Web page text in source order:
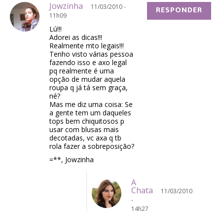
Jowzinha
11/03/2010 -
11h09
Lú!!!
Adorei as dicas!!!
Realmente mto legais!!!
Tenho visto várias pessoa
fazendo isso e axo legal
pq realmente é uma
opção de mudar aquela
roupa q já tá sem graça,
né?
Mas me diz uma coisa: Se
a gente tem um daqueles
tops bem chiquitosos p
usar com blusas mais
decotadas, vc axa q tb
rola fazer a sobreposição?
=**, Jowzinha
RESPONDER
A
Chata
11/03/2010
-
14h27